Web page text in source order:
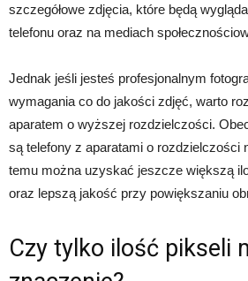
szczegółowe zdjęcia, które będą
telefonu oraz na mediach
Jednak jeśli jesteś profesjonalnym
wymagania co do jakości zdjęć, warto
aparatem o wyższej rozdzielczości.
są telefony z aparatami o rozdzielczości
temu można uzyskać jeszcze większą
oraz lepszą jakość przy powiększaniu
Czy tylko ilość pikseli